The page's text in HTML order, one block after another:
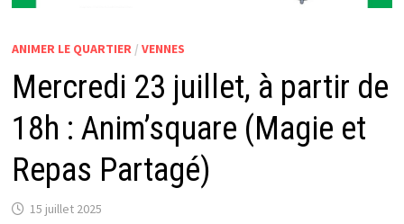
ANIMER LE QUARTIER/ VENNES
Mercredi 23 juillet, à partir de
18h : Anim’square (Magie et
Repas Partagé)
15 juillet 2025